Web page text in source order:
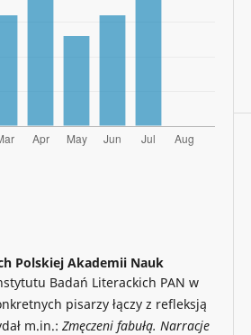
Polskiej Akademii Nauk
Badań Literackich PAN w
pisarzy łączy z refleksją
m.in.: Zmęczeni fabułą. Narracje